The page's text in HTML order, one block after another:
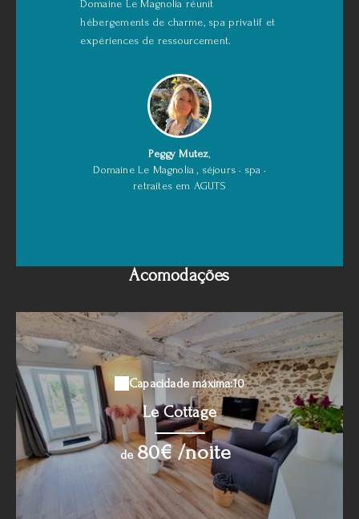
Domaine Le Magnolia réunit
hébergements de charme, spa privatif et
expériences de ressourcement.
Peggy Mutez,
Domaine Le Magnolia , séjours · spa ·
retraites em AGUTS
Acomodações
Capacidade máxima:10
Le Cottage
de80€ /noite